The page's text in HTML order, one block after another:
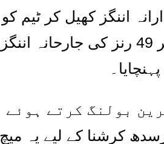
اننگز کھیل کر ٹیم کو
49 رنز کی جارحانہ اننگز
بولنگ کرتے ہوئے
کرشنا کے لیے یہ میچ